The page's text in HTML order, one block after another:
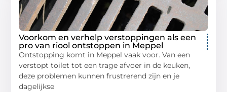
Voorkom en verhelp verstoppingen als een
pro van riool ontstoppen in Meppel
Ontstopping komt in Meppel vaak voor. Van een
verstopt toilet tot een trage afvoer in de keuken,
deze problemen kunnen frustrerend zijn en je
dagelijkse